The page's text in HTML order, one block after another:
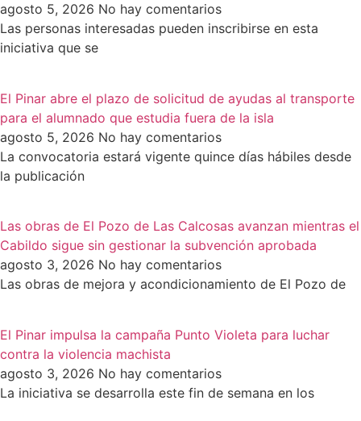
agosto 5, 2026 No hay comentarios
Las personas interesadas pueden inscribirse en esta
iniciativa que se
El Pinar abre el plazo de solicitud de ayudas al transporte
para el alumnado que estudia fuera de la isla
agosto 5, 2026 No hay comentarios
La convocatoria estará vigente quince días hábiles desde
la publicación
Las obras de El Pozo de Las Calcosas avanzan mientras el
Cabildo sigue sin gestionar la subvención aprobada
agosto 3, 2026 No hay comentarios
Las obras de mejora y acondicionamiento de El Pozo de
El Pinar impulsa la campaña Punto Violeta para luchar
contra la violencia machista
agosto 3, 2026 No hay comentarios
La iniciativa se desarrolla este fin de semana en los